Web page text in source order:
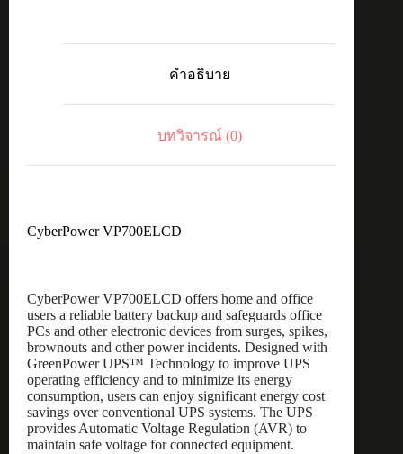
7.2AH
คำอธิบาย
บทวิจารณ์ (0)
CyberPower VP700ELCD
CyberPower VP700ELCD offers home and office
users a reliable battery backup and safeguards office
PCs and other electronic devices from surges, spikes,
brownouts and other power incidents. Designed with
GreenPower UPS™ Technology to improve UPS
operating efficiency and to minimize its energy
consumption, users can enjoy significant energy cost
savings over conventional UPS systems. The UPS
provides Automatic Voltage Regulation (AVR) to
maintain safe voltage for connected equipment.